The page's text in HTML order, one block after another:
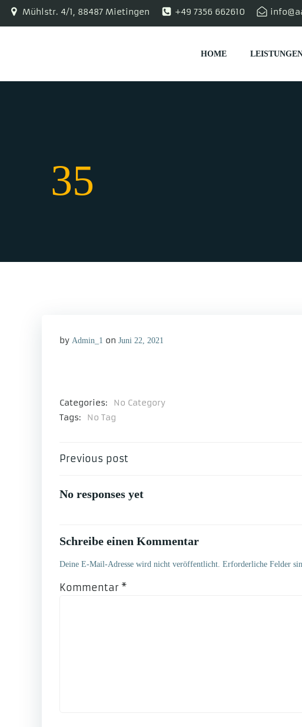
Zum Mühlstr. 4/1, 88487 Mietingen +49 7356 662610
HOME
35
by Admin_1 on Juni 22, 2021
Categories:
No Category
Tags:
No Tag
Beitragsnavigation
Previous post
No responses yet
Schreibe einen Kommentar
Deine E-Mail-Adresse wird nicht veröffentlicht. Erforderliche Felder
Kommentar *